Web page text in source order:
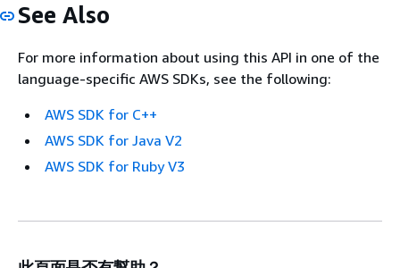
See Also
For more information about using this API in one of the
language-specific AWS SDKs, see the following:
AWS SDK for C++
AWS SDK for Java V2
AWS SDK for Ruby V3